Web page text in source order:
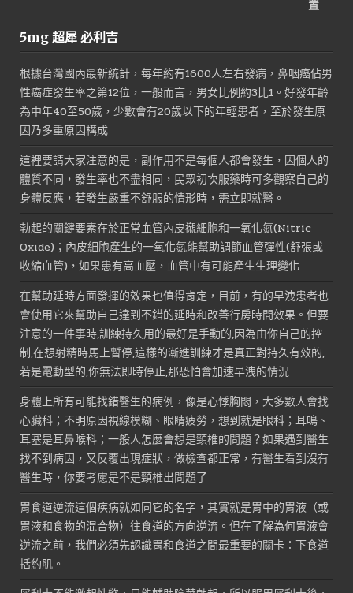
格：
5mg 超犀 必利吉
根據台灣國內最新統計，每年約有1600人左右發病，鼻咽癌佔男
性癌症發生率之第12位，一般而言，男女比例約3比1。好發年齡
為中年40至50歲，少數會有20歲以下的年輕患者，至於發生原
因乃多重原因構成
這裡要請大家注意的是，副作用不是每個人都會發生，因個人的
體質不同，發生率也不盡相同，民眾初次服藥時可多觀察自己的
身體反應，若發生嚴重不舒服的情形時，需立即就醫。
勃起的關鍵要素在於正常血管內皮襯細胞和一氧化氮(Nitric
Oxide)；內皮細胞產生的一氧化氮能幫助調節血管彈性(舒張或
收縮血管)，如果患有高血壓，血管中有可能產生生理變化
在幫助延時方面發揮的效果也值得肯定，目前，有的早洩患者也
會使用它來幫助自己達到不錯的延時和改善行房時間效果。但要
注意的一件事時,訓練持久用的最好是手動的,因為由你自己的控
制,在想射精時馬上暫停,這樣的漸進訓練才是真正對持久有效的,
若是電動型的,你無法即時停止,那恐怕會加速早洩的情況
身體上所有可能找錯醫生的病例，像是心悸胸悶，大多數人會找
心臟科；不明原因視線模糊、眼睛疲勞，想到就是眼科；耳鳴、
耳塞是耳鼻喉科；一般人怎麼會想是頸椎的問題？如果遇到醫生
找不到病因，又反覆出現症狀，做檢查都正常，有醫生看到沒有
醫生時，你要考慮是不是頸椎出問題了
胃食道逆流這個疾病就如同它的名字，其實就是胃中的胃液（或
胃液和食物的混合物）往食道的方向逆流。但在了解為何胃液會
逆流之前，我們必須先認識胃和食道之間最重要的關卡：下食道
括約肌。